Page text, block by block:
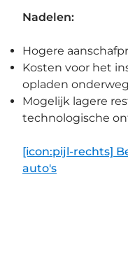
Nadelen:
Hogere
Kosten voor het
opladen
Mogelijk lagere
technologische
[icon:pijl-rechts]
auto's